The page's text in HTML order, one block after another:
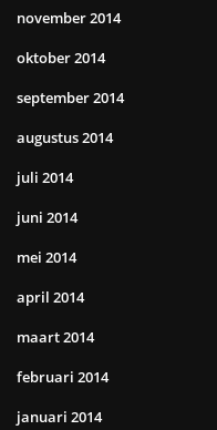
november 2014
oktober 2014
september 2014
augustus 2014
juli 2014
juni 2014
mei 2014
april 2014
maart 2014
februari 2014
januari 2014